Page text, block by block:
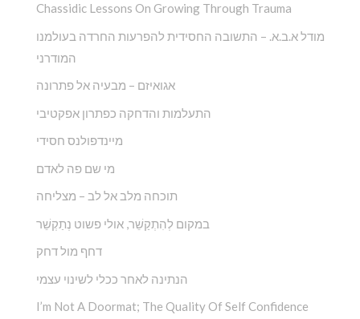
Chassidic Lessons On Growing Through Trauma
מודל א.ב.א. – התשובה החסידית להפרעות החרדה בעולמנו
המודרני
אגואיזם – מבעיה אל פתרונה
התעלמות והדחקה כפתרון אפקטיבי
מיינדפולנס חסידי
מי שם פה לאדם
תוכחה מלב אל לב – מצליחה
במקום לְהִתְקַשֵׁ‏‏‏‏‏‏‏‏‏‏‏‏‏‏‏‏‏‏‏‏‏‏‏‏‏ר, אולי פשוט נְתַקְשֵׁר
דחף מול דחק
הנתינה לאחר ככלי לשינוי עצמי
I’m Not A Doormat; The Quality Of Self Confidence